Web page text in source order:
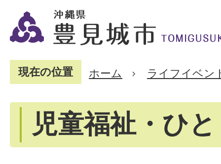
現在の位置 ホーム ライフイベン
児童福祉・ひ